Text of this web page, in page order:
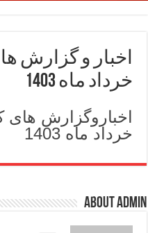
خرداد ماه 1403
خرداد ماه 1403
About admin